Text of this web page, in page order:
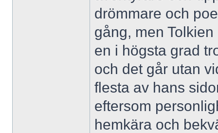
drömmare och
gång, men
en i högsta grad
och det går utan
flesta av hans
eftersom
hemkära och